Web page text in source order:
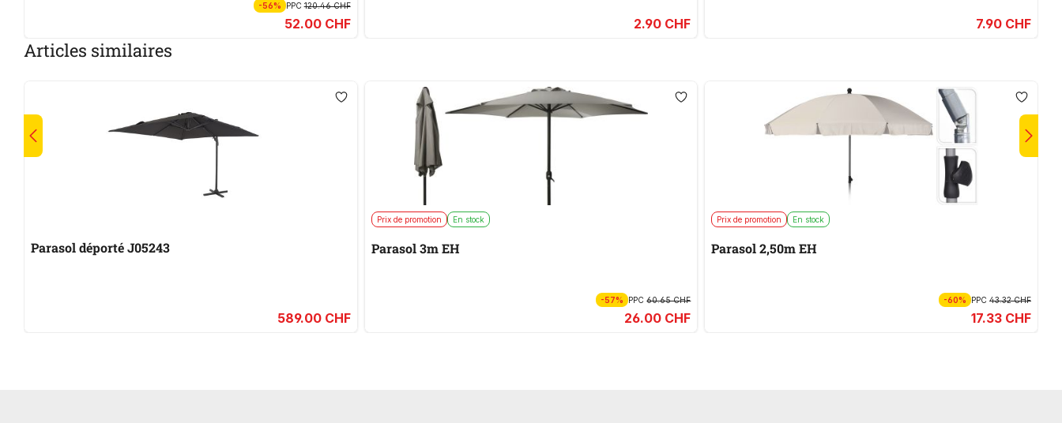
-56% PPC120.46 CHF
52.00 CHF 2.90 CHF 7.90 CHF
Articles similaires
Parasol déporté J05243
589.00 CHF
Prix de promotion En stock
Parasol 3m EH
-57% PPC60.65 CHF
26.00 CHF
Prix de promotion En stock
Parasol 2,50m EH
-60% PPC 43.32 CHF
17.33 CHF